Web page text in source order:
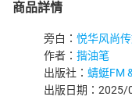
商品詳情
旁白： 悦华风尚
作者： 揩油笔
出版社： 蜻蜓FM
出版日期：2025/